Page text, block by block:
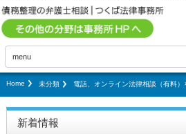
menu
Home 未分類 電話、オンライン法律相談（有料）
新着情報